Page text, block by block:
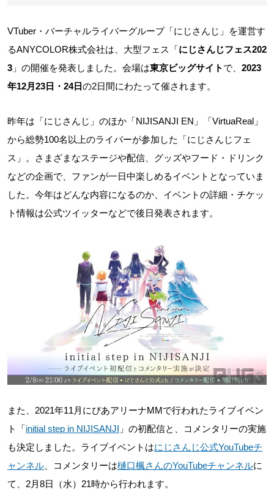
VTuber・バーチャルライバーグループ「にじさんじ」を運営す
るANYCOLOR株式会社は、大型フェス「にじさんじフェス202
3 」の開催を発表しました。会場は東京ビッグサイト で、 2023
年12月23日・24日の2日間にわたって催されます。
昨年は「にじさんじ」のほか「NIJISANJI EN」「VirtuaReal」
から総勢100名以上のライバーが参加した「にじさんじフェ
ス」。さまざまなステージや配信、グッズやフード・ドリンク
などの企画で、ファンが一日中楽しめるイベントとなっていま
した。今年はどんな内容になるのか、イベントの詳細・チケッ
ト情報は公式ツイッターなどで後日発表されます。
また、2021年11月にぴあアリーナMMで行われたライブイベン
ト「initial step in NIJISANJI 」の初配信と、コメンタリーの実施
も決定しました。ライブイベントはにじさんじ公式YouTubeチ
ャンネル 、コメンタリーは樋口楓さんのYouTubeチャンネルに
て、2月8日（水）21時から行われます。